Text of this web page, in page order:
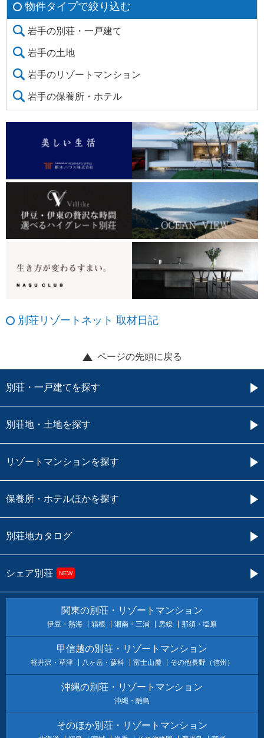
物件タイプで絞り込む
岩手の別荘・一戸建て
岩手の土地
岩手のリゾートマンション
岩手の保養所・ホテル
別荘リゾートネット 取材日記
ページの先頭に戻る
別荘・一戸建てを探す
別荘地・土地を探す
リゾートマンションを探す
保養所・ホテルほかを探す
別荘地カタログ
シェア別荘 NEW
関東の別荘・リゾートマンション
伊豆・熱海 箱根 湘南・三浦 房総 那須・塩原
甲信越の別荘・リゾートマンション
軽井沢・草津 八ヶ岳・蓼科 富士山麓 その他長野（信州）
沖縄の別荘・リゾートマンション
沖縄・離島
そのほか別荘・リゾートマンション